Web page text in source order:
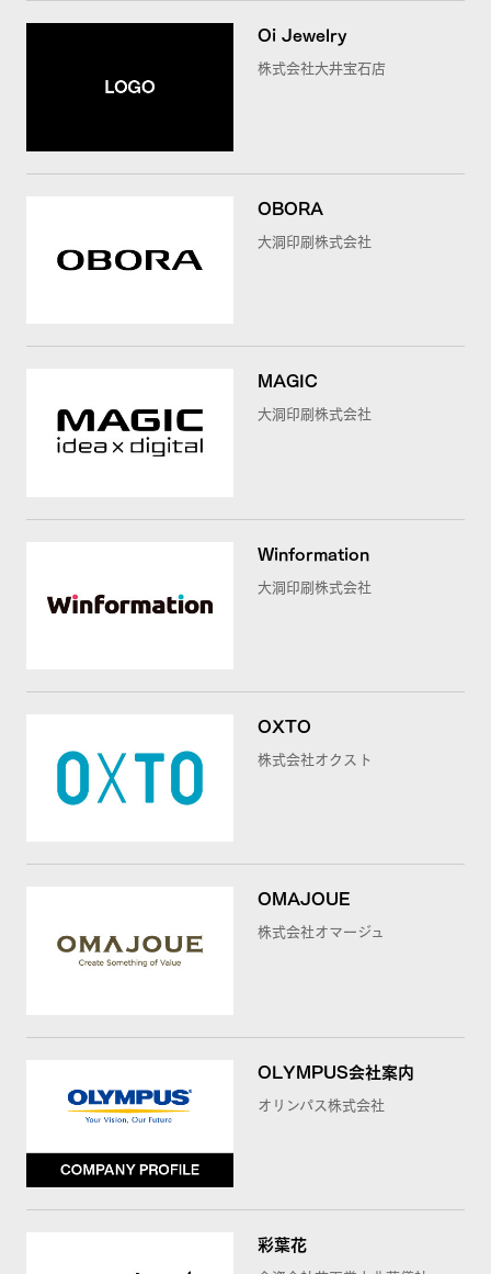
Oi Jewelry
株式会社大井宝石店
OBORA
大洞印刷株式会社
MAGIC
大洞印刷株式会社
Winformation
大洞印刷株式会社
OXTO
株式会社オクスト
OMAJOUE
株式会社オマージュ
OLYMPUS会社案内
オリンパス株式会社
彩葉花